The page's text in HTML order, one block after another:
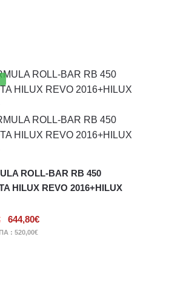
ROLL-BAR RB 450
HILUX REVO 2016+HILUX
644,80€
: 520,00€